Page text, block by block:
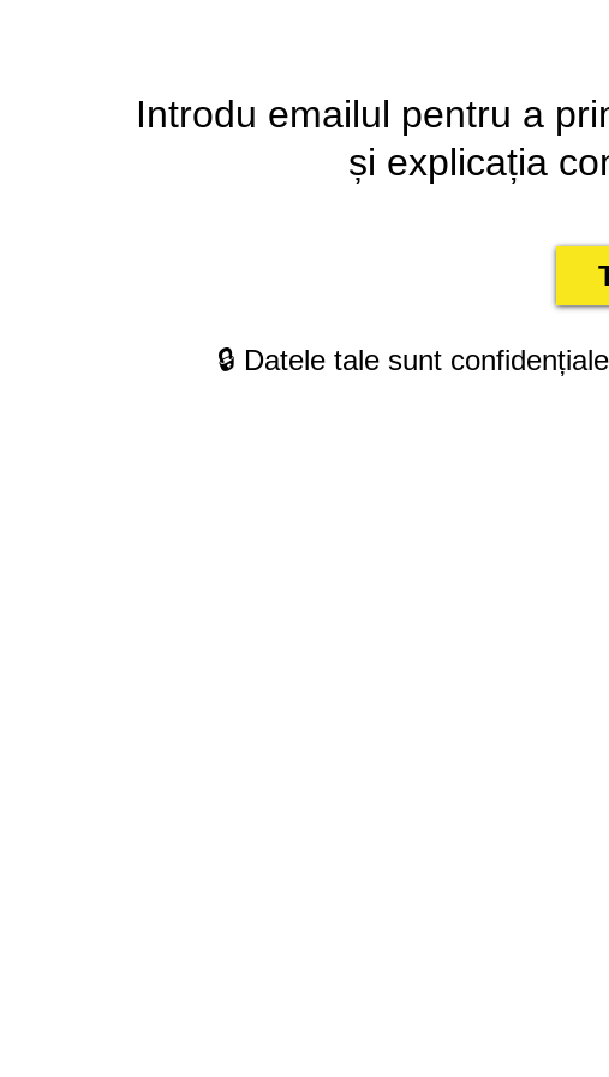
Introdu emailul pentru a
și explicația
🔒 Datele tale sunt